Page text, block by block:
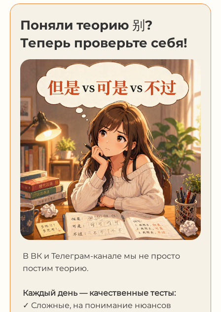
Поняли теорию 别?
Теперь проверьте себя!
В ВК и Телеграм-канале мы не просто
постим теорию.
Каждый день — качественные тесты:
✓ Сложные, на понимание нюансов